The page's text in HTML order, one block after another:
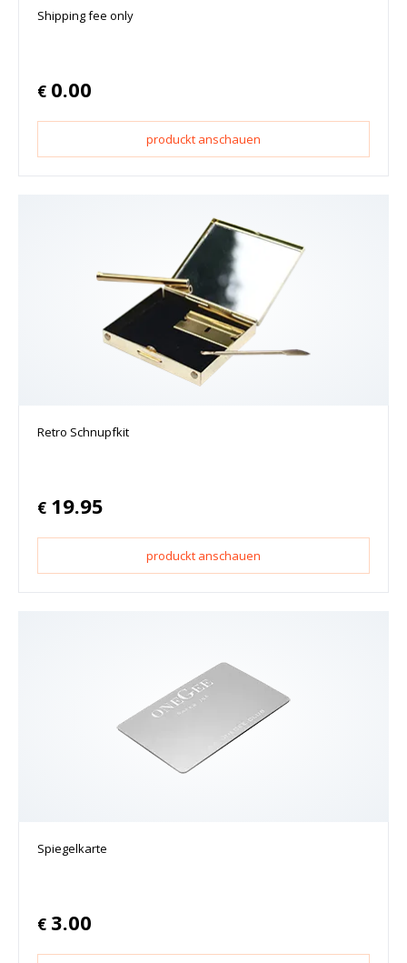
Shipping fee only
€ 0.00
produckt anschauen
Retro Schnupfkit
€ 19.95
produckt anschauen
Spiegelkarte
€ 3.00